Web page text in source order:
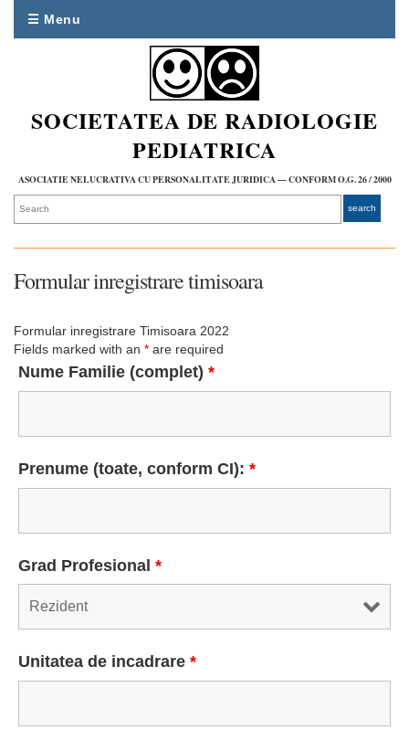
☰ Menu
SOCIETATEA DE RADIOLOGIE
PEDIATRICA
ASOCIATIE NELUCRATIVA CU PERSONALITATE JURIDICA — CONFORM O.G. 26 / 2000
Formular inregistrare timisoara
Formular inregistrare Timisoara 2022
Fields marked with an * are required
Nume Familie (complet) *
Prenume (toate, conform CI): *
Grad Profesional *
Unitatea de incadrare *